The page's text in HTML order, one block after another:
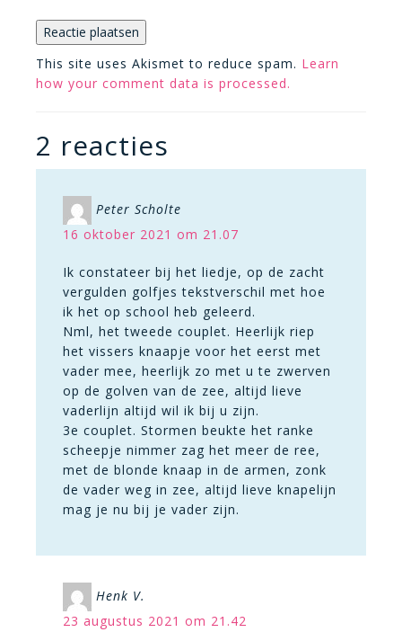
This site uses Akismet to reduce spam. Learn
how your comment data is processed.
2 reacties
Peter Scholte
16 oktober 2021 om 21.07
Ik constateer bij het liedje, op de zacht
vergulden golfjes tekstverschil met hoe
ik het op school heb geleerd.
Nml, het tweede couplet. Heerlijk riep
het vissers knaapje voor het eerst met
vader mee, heerlijk zo met u te zwerven
op de golven van de zee, altijd lieve
vaderlijn altijd wil ik bij u zijn.
3e couplet. Stormen beukte het ranke
scheepje nimmer zag het meer de ree,
met de blonde knaap in de armen, zonk
de vader weg in zee, altijd lieve knapelijn
mag je nu bij je vader zijn.
Henk V.
23 augustus 2021 om 21.42